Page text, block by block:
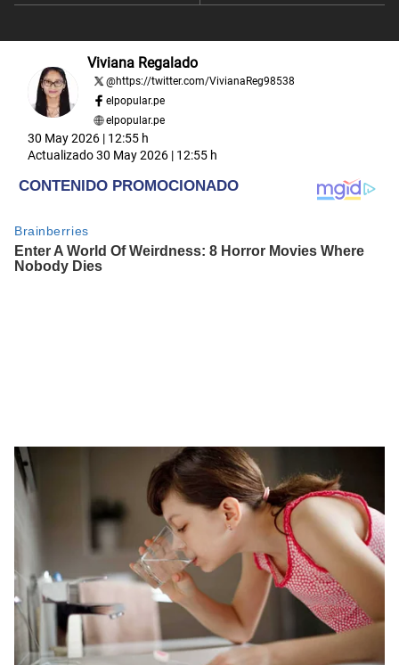
Viviana Regalado
@https://twitter.com/VivianaReg98538
elpopular.pe
elpopular.pe
30 May 2026 | 12:55 h
Actualizado30 May 2026 | 12:55 h